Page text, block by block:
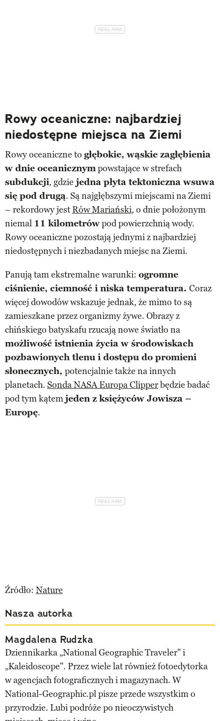
Rowy oceaniczne: najbardziej
niedostępne miejsca na Ziemi
Rowy oceaniczne to głębokie, wąskie zagłębienia
w dnie oceanicznympowstające w strefach
subdukcji, gdzie jedna płyta tektoniczna wsuwa
się pod drugą. Są najgłębszymi miejscami na Ziemi
– rekordowy jest Rów Mariański, o dnie położonym
niemal 11 kilometrówpod powierzchnią wody.
Rowy oceaniczne pozostają jednymi z najbardziej
niedostępnych i niezbadanych miejsc na Ziemi.
Panują tam ekstremalne warunki: ogromne
ciśnienie, ciemność i niska temperatura. Coraz
więcej dowodów wskazuje jednak, że mimo to są
zamieszkane przez organizmy żywe. Obrazy z
chińskiego batyskafu rzucają nowe światło na
możliwość istnienia życia w środowiskach
pozbawionych tlenu i dostępu do promieni
słonecznych, potencjalnie także na innych
planetach. Sonda NASA Europa Clipperbędzie badać
pod tym kątemjeden z księżyców Jowisza –
Europę.
Źródło: Nature
Nasza autorka
Magdalena Rudzka
Dziennikarka „National Geographic Traveler" i
„Kaleidoscope". Przez wiele lat również fotoedytorka
w agencjach fotograficznych i magazynach. W
National-Geographic.pl pisze przede wszystkim o
przyrodzie. Lubi podróże po nieoczywistych